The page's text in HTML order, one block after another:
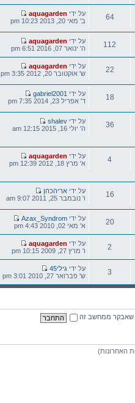
הודעות
64
הודעות
הודעה
אחרונה
על ידי aquagarden
ב' מאי 20, 2013 10:23 pm
112
הודעות
הודעה
אחרונה
על ידי aquagarden
ה' ינואר 07, 2016 6:51 pm
22
הודעות
הודעה
אחרונה
על ידי aquagarden
ש' אוקטובר 20, 2012 3:35 pm
18
הודעות
הודעה
אחרונה
על ידי gabriel2001
ד' אפריל 23, 2014 7:35 pm
36
הודעה
אחרונה
על ידי shalev
ה' יולי 16, 2015 12:15 am
4
הודעה
אחרונה
על ידי aquagarden
א' מרץ 18, 2012 12:39 pm
16
הודעות
הודעה
אחרונה
על ידי אריהכהן
ו' נובמבר 25, 2011 9:07 am
20
הודעות
הודעה
אחרונה
על ידי Azax_Syndrom
א' מאי 02, 2010 4:43 pm
2
הודעות
הודעה
אחרונה
על ידי aquagarden
ו' מרץ 27, 2009 10:15 pm
3
הודעות
הודעה
אחרונה
על ידי גילי45
ש' פברואר 27, 2010 3:01 pm
שאבקר ממחשב זה